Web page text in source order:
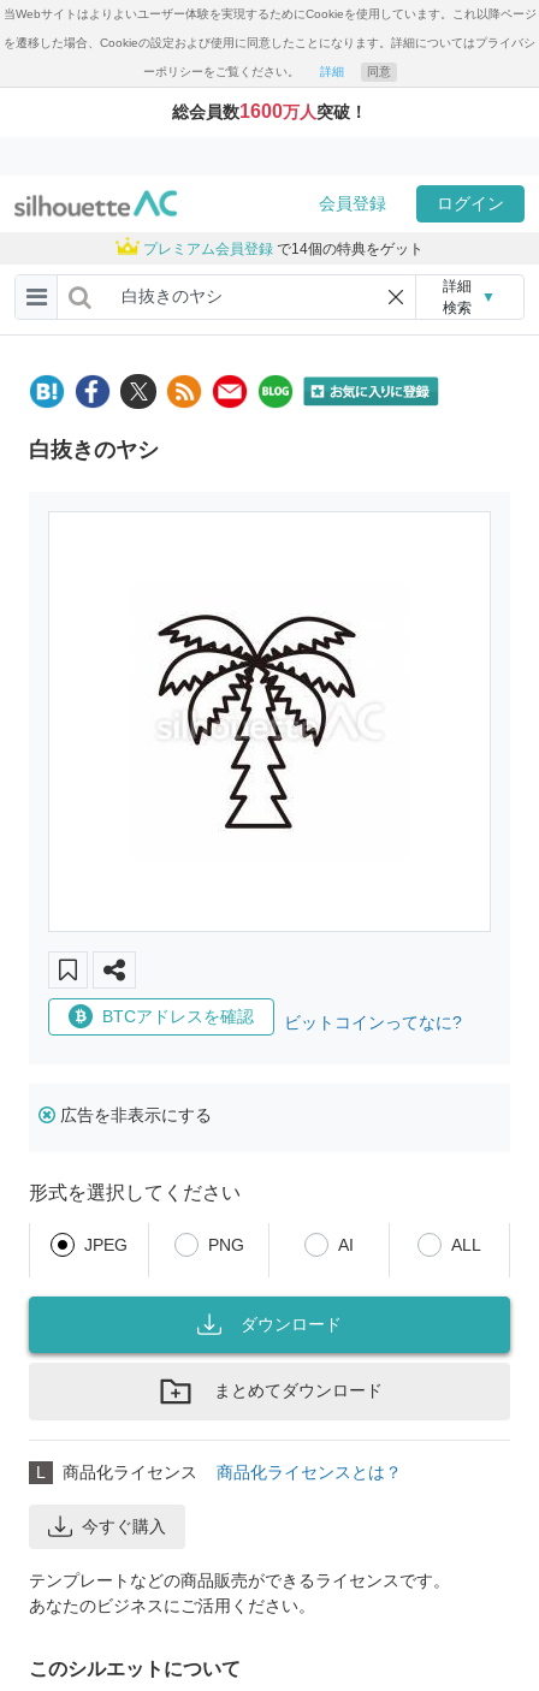
当Webサイトはよりよいユーザー体験を実現するためにCookieを使用しています。これ以降ページ
を遷移した場合、Cookieの設定および使用に同意したことになります。詳細についてはプライバシ
ーポリシーをご覧ください。 詳細 同意
総会員数1600万人突破！
会員登録 ログイン
プレミアム会員登録 で14個の特典をゲット
詳細
検索
▼
白抜きのヤシ
BTCアドレスを確認 ビットコインってなに?
広告を非表示にする
形式を選択してください
JPEG PNG AI ALL
ダウンロード
まとめてダウンロード
L 商品化ライセンス 商品化ライセンスとは？
今すぐ購入
テンプレートなどの商品販売ができるライセンスです。
あなたのビジネスにご活用ください。
このシルエットについて